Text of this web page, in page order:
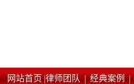
网站首页 |律师团队 |经典案例